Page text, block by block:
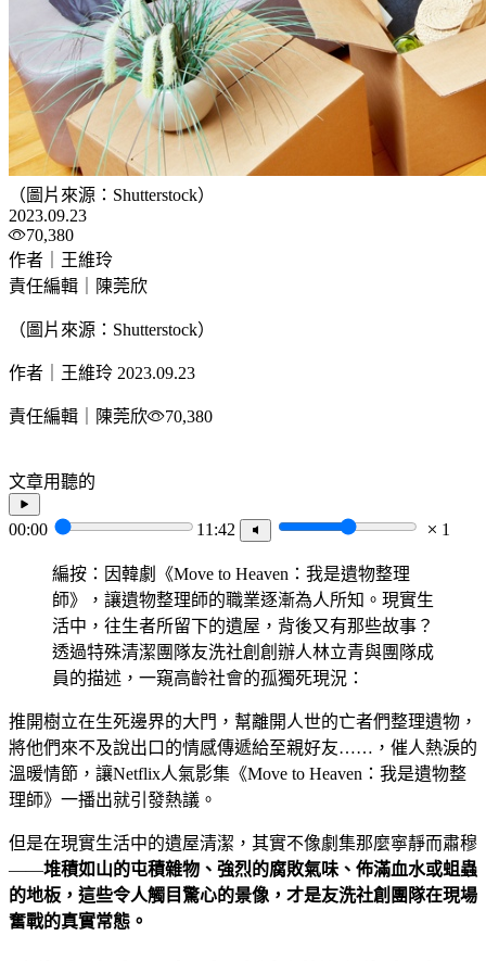
（圖片來源：Shutterstock）
2023.09.23
70,380
作者｜王維玲
責任編輯｜陳莞欣
（圖片來源：Shutterstock）
作者｜王維玲 2023.09.23
責任編輯｜陳莞欣 70,380
文章用聽的
00:00 11:42 1
編按：因韓劇《Move to Heaven：我是遺物整理
師》，讓遺物整理師的職業逐漸為人所知。現實生
活中，往生者所留下的遺屋，背後又有那些故事？
透過特殊清潔團隊友洗社創創辦人林立青與團隊成
員的描述，一窺高齡社會的孤獨死現況：
推開樹立在生死邊界的大門，幫離開人世的亡者們整理遺物，
將他們來不及說出口的情感傳遞給至親好友……，催人熱淚的
溫暖情節，讓Netflix人氣影集《Move to Heaven：我是遺物整
理師》一播出就引發熱議。
但是在現實生活中的遺屋清潔，其實不像劇集那麼寧靜而肅穆
——堆積如山的屯積雜物、強烈的腐敗氣味、佈滿血水或蛆蟲
的地板，這些令人觸目驚心的景像，才是友洗社創團隊在現場
奮戰的真實常態。